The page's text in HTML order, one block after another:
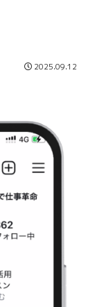
2025.09.12